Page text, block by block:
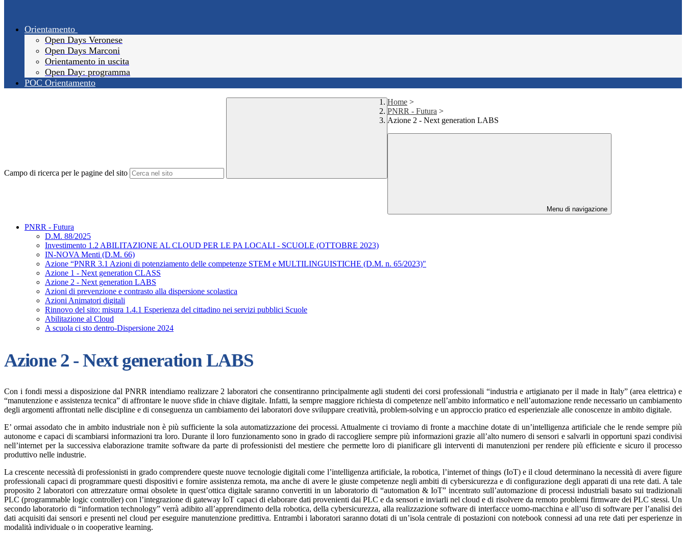
Orientamento
Open Days Veronese
Open Days Marconi
Orientamento in uscita
Open Day: programma
POC Orientamento
Campo di ricerca per le pagine del sito
Home >
PNRR - Futura >
Azione 2 - Next generation LABS
Menu di navigazione
PNRR - Futura
D.M. 88/2025
Investimento 1.2 ABILITAZIONE AL CLOUD PER LE PA LOCALI - SCUOLE (OTTOBRE 2023)
IN-NOVA Menti (D.M. 66)
Azione “PNRR 3.1 Azioni di potenziamento delle competenze STEM e MULTILINGUISTICHE (D.M. n. 65/2023)"
Azione 1 - Next generation CLASS
Azione 2 - Next generation LABS
Azioni di prevenzione e contrasto alla dispersione scolastica
Azioni Animatori digitali
Rinnovo del sito: misura 1.4.1 Esperienza del cittadino nei servizi pubblici Scuole
Abilitazione al Cloud
A scuola ci sto dentro-Dispersione 2024
Azione 2 - Next generation LABS
Con i fondi messi a disposizione dal PNRR intendiamo realizzare 2 laboratori che consentiranno principalmente agli studenti dei corsi professionali “industria e artigianato per il made in Italy” (area elettrica) e
“manutenzione e assistenza tecnica” di affrontare le nuove sfide in chiave digitale. Infatti, la sempre maggiore richiesta di competenze nell’ambito informatico e nell’automazione rende necessario un cambiamento
degli argomenti affrontati nelle discipline e di conseguenza un cambiamento dei laboratori dove sviluppare creatività, problem-solving e un approccio pratico ed esperienziale alle conoscenze in ambito digitale.
E’ ormai assodato che in ambito industriale non è più sufficiente la sola automatizzazione dei processi. Attualmente ci troviamo di fronte a macchine dotate di un’intelligenza artificiale che le rende sempre più
autonome e capaci di scambiarsi informazioni tra loro. Durante il loro funzionamento sono in grado di raccogliere sempre più informazioni grazie all’alto numero di sensori e salvarli in opportuni spazi condivisi
nell’internet per la successiva elaborazione tramite software da parte di professionisti del mestiere che permette loro di pianificare gli interventi di manutenzioni per rendere più efficiente e sicuro il processo
produttivo nelle industrie.
La crescente necessità di professionisti in grado comprendere queste nuove tecnologie digitali come l’intelligenza artificiale, la robotica, l’internet of things (IoT) e il cloud determinano la necessità di avere figure
professionali capaci di programmare questi dispositivi e fornire assistenza remota, ma anche di avere le giuste competenze negli ambiti di cybersicurezza e di configurazione degli apparati di una rete dati. A tale
proposito 2 laboratori con attrezzature ormai obsolete in quest’ottica digitale saranno convertiti in un laboratorio di “automation & IoT” incentrato sull’automazione di processi industriali basato sui tradizionali
PLC (programmable logic controller) con l’integrazione di gateway IoT capaci di elaborare dati provenienti dai PLC e da sensori e inviarli nel cloud e di risolvere da remoto problemi firmware dei PLC stessi. Un
secondo laboratorio di “information technology” verrà adibito all’apprendimento della robotica, della cybersicurezza, alla realizzazione software di interfacce uomo-macchina e all’uso di software per l’analisi dei
dati acquisiti dai sensori e presenti nel cloud per eseguire manutenzione predittiva. Entrambi i laboratori saranno dotati di un’isola centrale di postazioni con notebook connessi ad una rete dati per esperienze in
modalità individuale o in cooperative learning.